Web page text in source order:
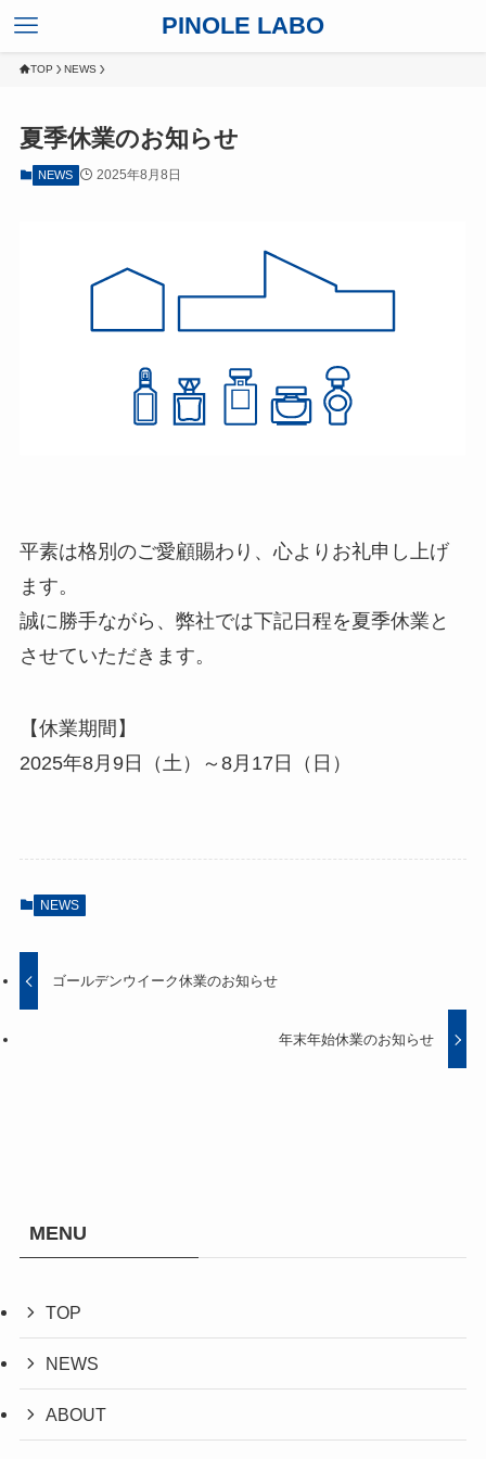
PINOLE LABO
TOP NEWS
夏季休業のお知らせ
NEWS 2025年8月8日
平素は格別のご愛顧賜わり、心よりお礼申し上げ
ます。
誠に勝手ながら、弊社では下記日程を夏季休業と
させていただきます。
【休業期間】
2025年8月9日（土）～8月17日（日）
NEWS
ゴールデンウイーク休業のお知らせ
年末年始休業のお知らせ
MENU
TOP
NEWS
ABOUT